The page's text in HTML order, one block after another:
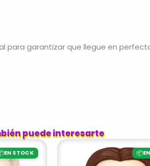
garantizar que llegue en
puede interesarte
EN STOCK 📦